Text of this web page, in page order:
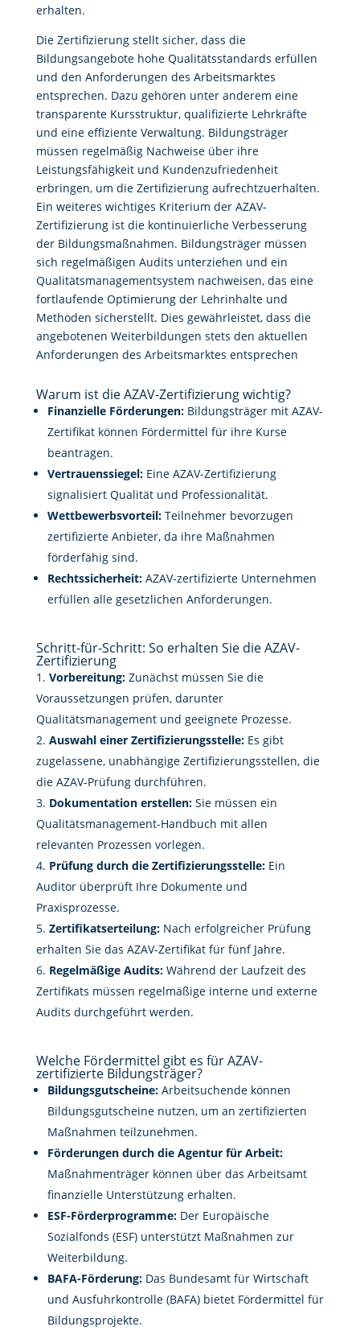
erhalten.
Die Zertifizierung stellt sicher, dass die
Bildungsangebote hohe Qualitätsstandards erfüllen
und den Anforderungen des Arbeitsmarktes
entsprechen. Dazu gehören unter anderem eine
transparente Kursstruktur, qualifizierte Lehrkräfte
und eine effiziente Verwaltung. Bildungsträger
müssen regelmäßig Nachweise über ihre
Leistungsfähigkeit und Kundenzufriedenheit
erbringen, um die Zertifizierung aufrechtzuerhalten.
Ein weiteres wichtiges Kriterium der AZAV-
Zertifizierung ist die kontinuierliche Verbesserung
der Bildungsmaßnahmen. Bildungsträger müssen
sich regelmäßigen Audits unterziehen und ein
Qualitätsmanagementsystem nachweisen, das eine
fortlaufende Optimierung der Lehrinhalte und
Methoden sicherstellt. Dies gewährleistet, dass die
angebotenen Weiterbildungen stets den aktuellen
Anforderungen des Arbeitsmarktes entsprechen
Warum ist die AZAV-Zertifizierung wichtig?
Finanzielle Förderungen:Bildungsträger mit AZAV-
Zertifikat können Fördermittel für ihre Kurse
beantragen.
Vertrauenssiegel:Eine AZAV-Zertifizierung
signalisiert Qualität und Professionalität.
Wettbewerbsvorteil:Teilnehmer bevorzugen
zertifizierte Anbieter, da ihre Maßnahmen
förderfähig sind.
Rechtssicherheit:AZAV-zertifizierte Unternehmen
erfüllen alle gesetzlichen Anforderungen.
Schritt-für-Schritt: So erhalten Sie die AZAV-
Zertifizierung
Vorbereitung:Zunächst müssen Sie die
Voraussetzungen prüfen, darunter
Qualitätsmanagement und geeignete Prozesse.
Auswahl einer Zertifizierungsstelle:Es gibt
zugelassene, unabhängige Zertifizierungsstellen, die
die AZAV-Prüfung durchführen.
Dokumentation erstellen:Sie müssen ein
Qualitätsmanagement-Handbuch mit allen
relevanten Prozessen vorlegen.
Prüfung durch die Zertifizierungsstelle:Ein
Auditor überprüft Ihre Dokumente und
Praxisprozesse.
Zertifikatserteilung:Nach erfolgreicher Prüfung
erhalten Sie das AZAV-Zertifikat für fünf Jahre.
Regelmäßige Audits:Während der Laufzeit des
Zertifikats müssen regelmäßige interne und externe
Audits durchgeführt werden.
Welche Fördermittel gibt es für AZAV-
zertifizierte Bildungsträger?
Bildungsgutscheine:Arbeitsuchende können
Bildungsgutscheine nutzen, um an zertifizierten
Maßnahmen teilzunehmen.
Förderungen durch die Agentur für Arbeit:
Maßnahmenträger können über das Arbeitsamt
finanzielle Unterstützung erhalten.
ESF-Förderprogramme:Der Europäische
Sozialfonds (ESF) unterstützt Maßnahmen zur
Weiterbildung.
BAFA-Förderung:Das Bundesamt für Wirtschaft
und Ausfuhrkontrolle (BAFA) bietet Fördermittel für
Bildungsprojekte.